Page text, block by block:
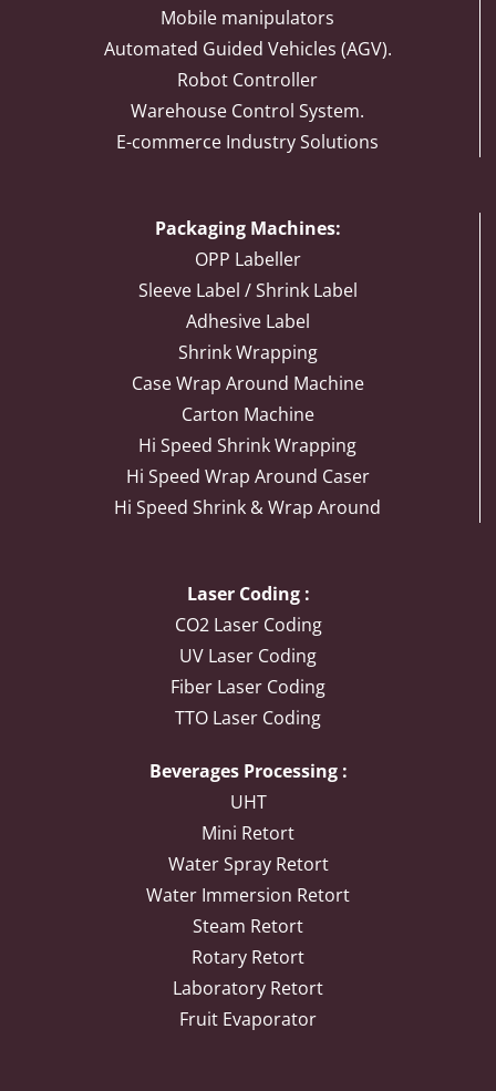
Mobile manipulators
Automated Guided Vehicles (AGV).
Robot Controller
Warehouse Control System.
E-commerce Industry Solutions
Packaging Machines:
OPP Labeller
Sleeve Label / Shrink Label
Adhesive Label
Shrink Wrapping
Case Wrap Around Machine
Carton Machine
Hi Speed Shrink Wrapping
Hi Speed Wrap Around Caser
Hi Speed Shrink & Wrap Around
Laser Coding :
CO2 Laser Coding
UV Laser Coding
Fiber Laser Coding
TTO Laser Coding
Beverages Processing :
UHT
Mini Retort
Water Spray Retort
Water Immersion Retort
Steam Retort
Rotary Retort
Laboratory Retort
Fruit Evaporator